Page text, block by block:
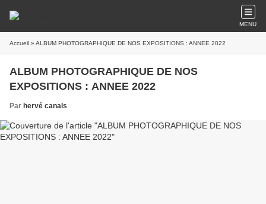
MENU
Accueil » ALBUM PHOTOGRAPHIQUE DE NOS EXPOSITIONS : ANNEE 2022
ALBUM PHOTOGRAPHIQUE DE NOS
EXPOSITIONS : ANNEE 2022
Par hervé canals